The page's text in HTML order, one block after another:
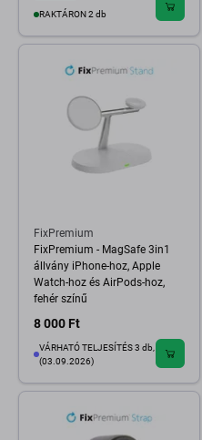
RAKTÁRON 2 db
FixPremium
FixPremium - MagSafe 3in1
állvány iPhone-hoz, Apple
Watch-hoz és AirPods-hoz,
fehér színű
8 000 Ft
VÁRHATÓ TELJESÍTÉS 3 db,
(03.09.2026)